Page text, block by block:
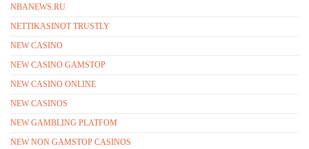
NBANEWS.RU
NETTIKASINOT TRUSTLY
NEW CASINO
NEW CASINO GAMSTOP
NEW CASINO ONLINE
NEW CASINOS
NEW GAMBLING PLATFOM
NEW NON GAMSTOP CASINOS